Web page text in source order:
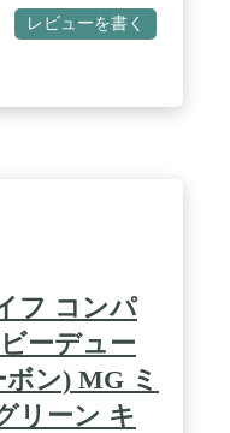
の作業に向いてい
なラミネート炭素
種類がありこのナ
で切れてくれま
、削る際にあたる
で、やみつきにな
統的技術が宿るス
フの刃の殆どはス
られており、テマ
ンジナビアンエッ
みがある物が多
削る、枝を払うな
シーンで使用する
年の職人達が一つ
レビューを書く
フ コンパ
ーデュー
ン) MG ミ
リーン キ